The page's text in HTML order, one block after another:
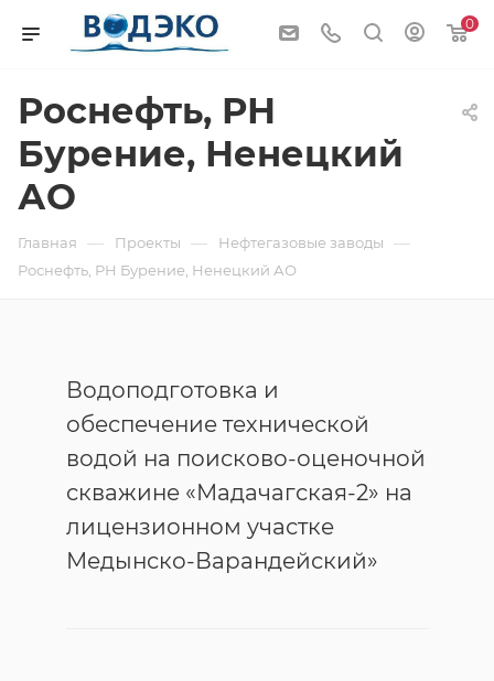
0
Роснефть, РН
Бурение, Ненецкий
АО
Главная — Проекты — Нефтегазовые заводы —
Роснефть, РН Бурение, Ненецкий АО
Водоподготовка и
обеспечение технической
водой на поисково-оценочной
скважине «Мадачагская-2» на
лицензионном участке
Медынско-Варандейский»